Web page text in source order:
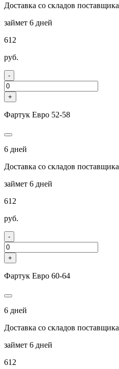
Доставка со складов поставщика
займет 6 дней
612
руб.
-
+
Фартук Евро 52-58
6 дней
Доставка со складов поставщика
займет 6 дней
612
руб.
-
+
Фартук Евро 60-64
6 дней
Доставка со складов поставщика
займет 6 дней
612